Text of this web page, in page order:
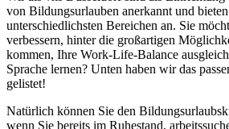
von Bildungsurlauben anerkannt und
unterschiedlichsten Bereichen an. Sie
verbessern, hinter die großartigen
kommen, Ihre Work-Life-Balance
Sprache lernen? Unten haben wir das
gelistet!
Natürlich können Sie den
wenn Sie bereits im Ruhestand,